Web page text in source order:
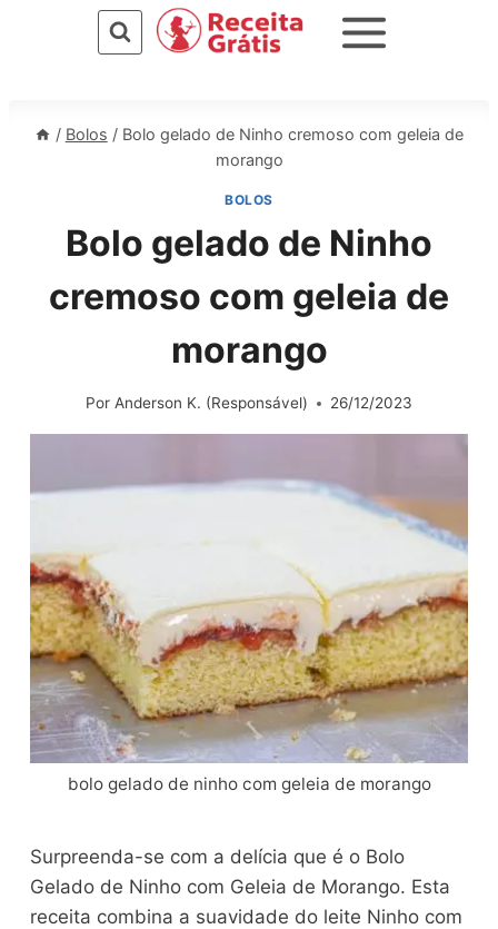
/ Bolos / Bolo gelado de Ninho cremoso com geleia de
morango
BOLOS
Bolo gelado de Ninho
cremoso com geleia de
morango
Por Anderson K. (Responsável) 26/12/2023
bolo gelado de ninho com geleia de morango
Surpreenda-se com a delícia que é o Bolo
Gelado de Ninho com Geleia de Morango. Esta
receita combina a suavidade do leite Ninho com